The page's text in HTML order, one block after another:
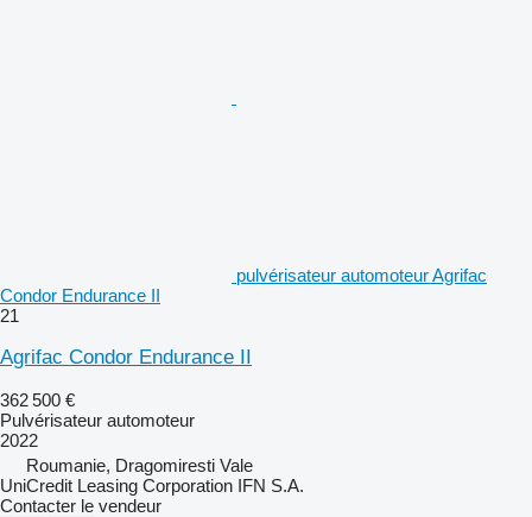
pulvérisateur automoteur Agrifac
Condor Endurance II
21
Agrifac Condor Endurance II
362 500 €
Pulvérisateur automoteur
2022
Roumanie, Dragomiresti Vale
UniCredit Leasing Corporation IFN S.A.
Contacter le vendeur